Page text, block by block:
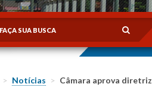
> Notícias > Câmara aprova